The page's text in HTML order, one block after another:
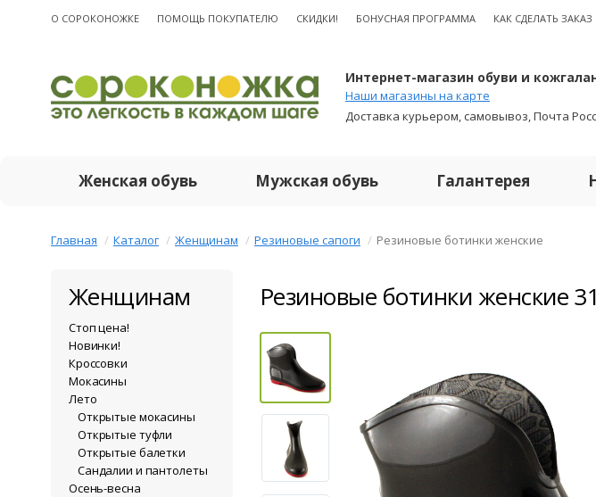
О CОРОКОНОЖКЕ ПОМОЩЬ ПОКУПАТЕЛЮ СКИДКИ! БОНУСНАЯ ПРОГРАММА КАК СДЕЛАТЬ ЗАКАЗ
Интернет-магазин обуви и
Наши магазины на карте
Доставка курьером, самовывоз, Почта
Женская обувь Мужская обувь Галантерея
Главная Каталог Женщинам Резиновые сапоги Резиновые ботинки женские
Женщинам
Стоп цена!
Новинки!
Кроссовки
Мокасины
Лето
Открытые мокасины
Открытые туфли
Открытые балетки
Сандалии и пантолеты
Осень-весна
Резиновые ботинки женские